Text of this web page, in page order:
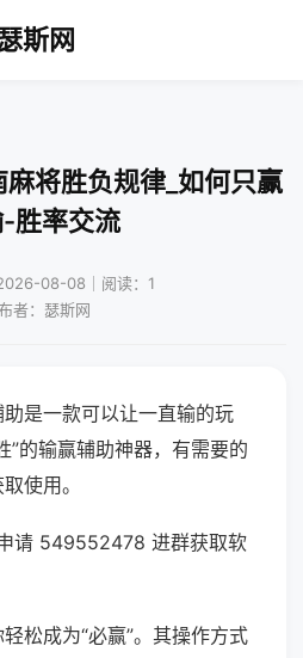
斯网
将胜负规律_如何只赢
胜率交流
08-08｜阅读：1
者：瑟斯网
是一款可以让一直输的玩
”的输赢辅助神器，有需要的
使用。
请 549552478 进群获取软
松成为“必赢”。其操作方式